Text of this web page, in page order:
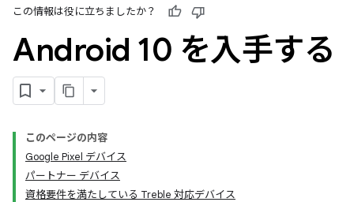
この情報は役に立ちましたか？
Android 10 を入手する
このページの内容
Google Pixel デバイス
パートナー デバイス
資格要件を満たしている Treble 対応デバイス